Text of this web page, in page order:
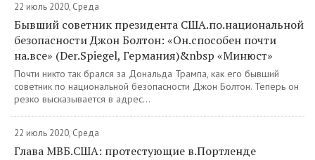
22 июль 2020, Среда
Бывший советник президента США.по.национальной
безопасности Джон Болтон: «Он.способен почти
на.все» (Der.Spiegel, Германия)&nbsp «Минюст»
Почти никто так брался за Дональда Трампа, как его бывший
советник по национальной безопасности Джон Болтон. Теперь он
резко высказывается в адрес...
22 июль 2020, Среда
Глава МВБ.США: протестующие в.Портленде